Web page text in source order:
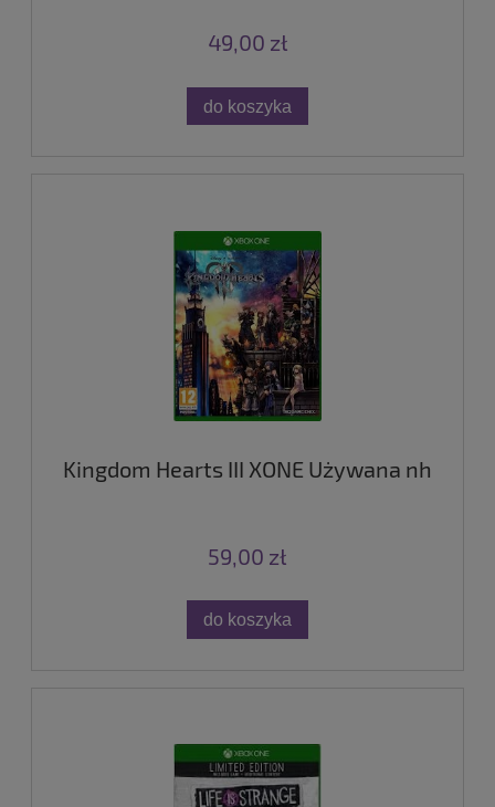
49,00 zł
do koszyka
Kingdom Hearts III XONE Używana nh
59,00 zł
do koszyka